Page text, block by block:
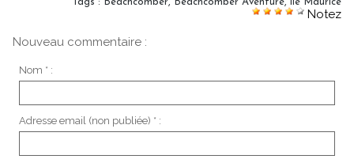
Notez
Nouveau commentaire :
Nom * :
Adresse email (non publiée) * :